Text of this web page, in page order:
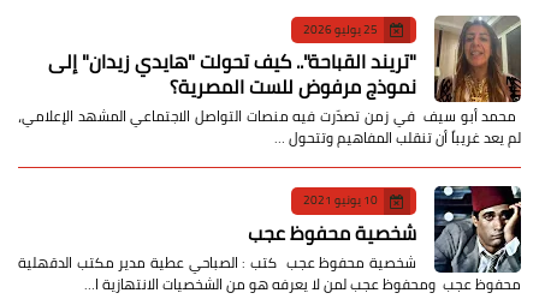
25 يوليو 2026
​"تريند القباحة".. كيف تحولت "هايدي زيدان" إلى
نموذج مرفوض للست المصرية؟
​ محمد أبو سيف ​في زمن تصدّرت فيه منصات التواصل الاجتماعي المشهد الإعلامي،
لم يعد غريباً أن تنقلب المفاهيم وتتحول …
10 يونيو 2021
شخصية محفوظ عجب
شخصية محفوظ عجب كتب : الصباحي عطية مدير مكتب الدقهلية
محفوظ عجب ومحفوظ عجب لمن لا يعرفه هو من الشخصيات الانتهازية ا…